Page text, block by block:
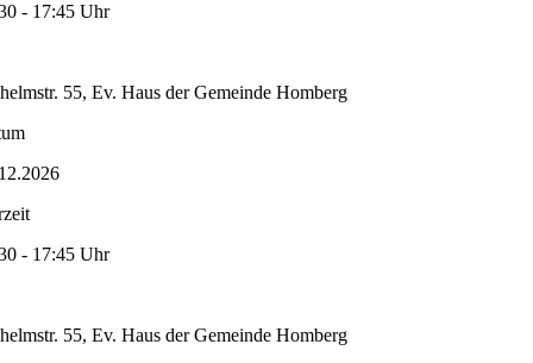
- 17:45 Uhr
55, Ev. Haus der Gemeinde Homberg
- 17:45 Uhr
55, Ev. Haus der Gemeinde Homberg